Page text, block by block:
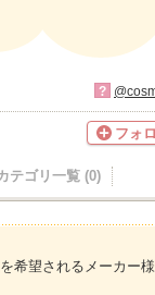
?
フォ
テゴリ一覧 (0)
希望されるメーカー